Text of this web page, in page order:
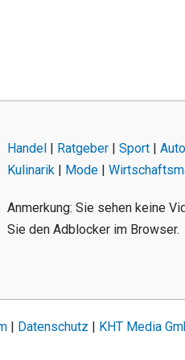
Handel Ratgeber |Sport |Auto
Kulinarik
Mode |
Anmerkung: Sie sehen keine
Sie den Adblocker im Browser.
Datenschutz KHT Media